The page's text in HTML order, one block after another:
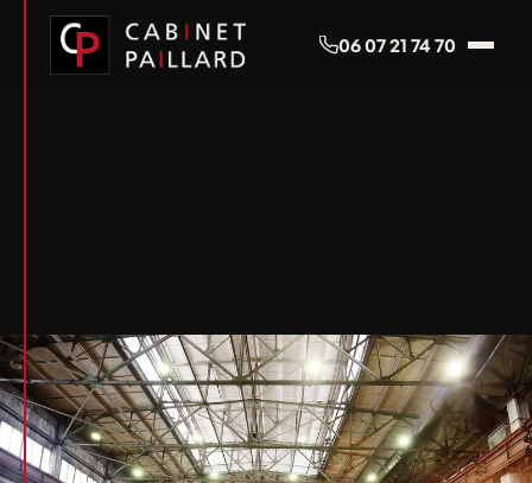
06 07 21 74 70
Panneau de gestion des cookies